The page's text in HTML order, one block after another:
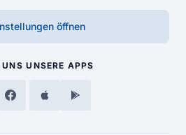
öffnen
UNS UNSERE APPS